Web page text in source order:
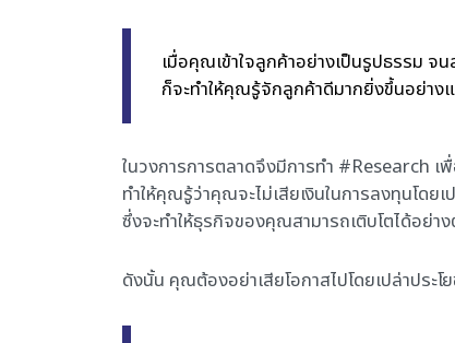
เมื่อคุณเข้าใจลูกค้าอย่างเป็นรูปธรรม จ
ก็จะทำให้คุณรู้จักลูกค้าดีมากยิ่งขึ้นอย่าง
ในวงการการตลาดจึงมีการทำ #Research
ทำให้คุณรู้ว่าคุณจะไม่เสียเงินในการลงทุนโดย
ซึ่งจะทำให้ธุรกิจของคุณสามารถเติบโตได้อย่า
ดังนั้น คุณต้องอย่าเสียโอกาสไปโดยเปล่าประโ